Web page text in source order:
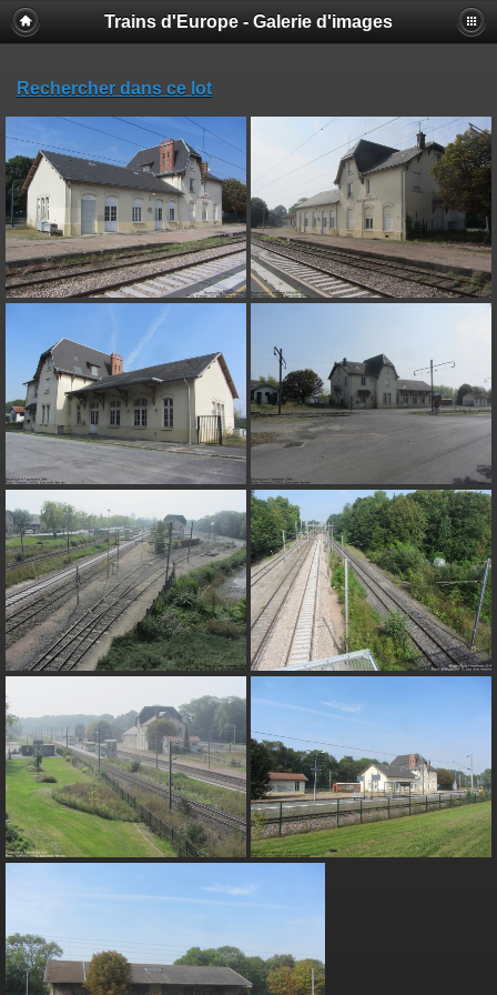
Trains d'Europe - Galerie d'images
Rechercher dans ce lot